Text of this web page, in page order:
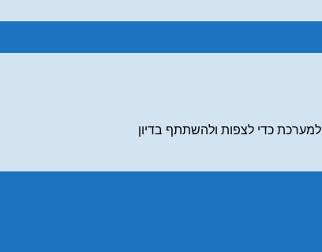
למערכת כדי לצפות ולהשתתף בדיון